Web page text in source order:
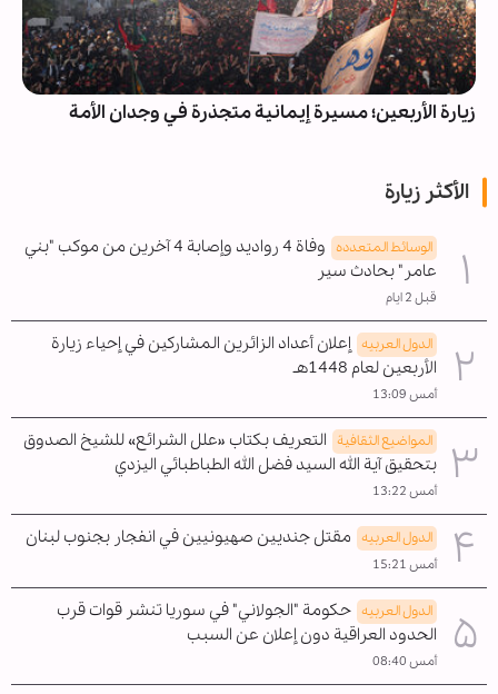
زيارة الأربعين؛ مسيرة إيمانية متجذرة في وجدان الأمة
الأكثر زيارة
الوسائط المتعدده
وفاة 4 رواديد وإصابة 4 آخرين من موكب "بني
عامر" بحادث سير
قبل 2 ايام
الدول العربیه إعلان أعداد الزائرين المشاركين في إحياء زيارة
الأربعين لعام 1448هـ
أمس 13:09
المواضیع الثقافية التعريف بكتاب «علل الشرائع» للشيخ الصدوق
بتحقيق آية الله السيد فضل الله الطباطبائي اليزدي
أمس 13:22
الدول العربیه مقتل جنديين صهيونيين في انفجار بجنوب لبنان
أمس 15:21
الدول العربیه حكومة "الجولاني" في سوريا تنشر قوات قرب
الحدود العراقية دون إعلان عن السبب
أمس 08:40